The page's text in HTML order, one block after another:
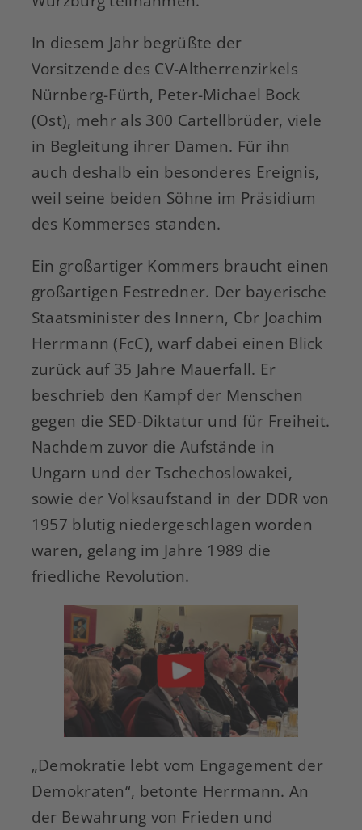
In diesem Jahr begrüßte der
Vorsitzende des CV-Altherrenzirkels
Nürnberg-Fürth, Peter-Michael Bock
(Ost), mehr als 300 Cartellbrüder, viele
in Begleitung ihrer Damen. Für ihn
auch deshalb ein besonderes Ereignis,
weil seine beiden Söhne im Präsidium
des Kommerses standen.
Ein großartiger Kommers braucht einen
großartigen Festredner. Der bayerische
Staatsminister des Innern, Cbr Joachim
Herrmann (FcC), warf dabei einen Blick
zurück auf 35 Jahre Mauerfall. Er
beschrieb den Kampf der Menschen
gegen die SED-Diktatur und für Freiheit.
Nachdem zuvor die Aufstände in
Ungarn und der Tschechoslowakei,
sowie der Volksaufstand in der DDR von
1957 blutig niedergeschlagen worden
waren, gelang im Jahre 1989 die
friedliche Revolution.
„Demokratie lebt vom Engagement der
Demokraten“, betonte Herrmann. An
der Bewahrung von Frieden und